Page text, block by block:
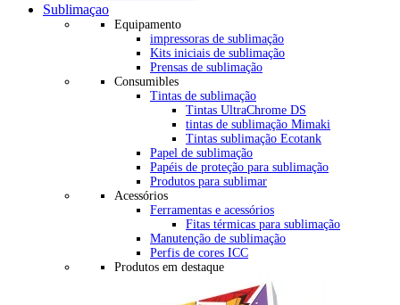
Sublimaçao
Equipamento
impressoras de sublimação
Kits iniciais de sublimação
Prensas de sublimação
Consumibles
Tintas de sublimação
Tintas UltraChrome DS
tintas de sublimação Mimaki
Tintas sublimação Ecotank
Papel de sublimação
Papéis de proteção para sublimação
Produtos para sublimar
Acessórios
Ferramentas e acessórios
Fitas térmicas para sublimação
Manutenção de sublimação
Perfis de cores ICC
Produtos em destaque